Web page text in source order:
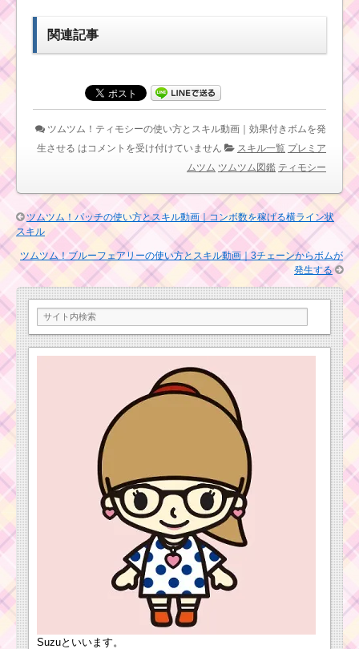
ャラ
クター！ホーン
ハットミッキー
の基礎情報とス
キル画像･高得点
ツムツムキャラクタ
ー！R2D2の基礎情報
とスキル画像･高得点を
だすには？
ツムツム！ピー
方とスキル動画
｜縦ライン状に
ツムを消す
ツムツム！ポット夫人
の使い方とスキル動画
｜マイツムでロングチ
ェーン
ツムツムキャラ
クター！かぼち
ゃチップの基礎
には？
ー姫の使い方と
スキル動画｜ツ
者向け
ツムキャラ！クリス
トファー・ロビンのス
キルを動画で確認！高
ツムツム！マッドハ
ッターの使い方とスキ
ル動画 高得点を出すコ
ツムツム！フィ
リップ王子の使
い方とスキル動
画｜スキル1で20
個前後消せるス
キル
ツムツムキャラクタ
ー！スクランプの基礎
情報とスキル画像･高得
点をだすには？
関連記事
ツムツム！ティモシーの使い方とスキル動画｜効果付きボムを発
生させる は コメントを受け付けていません スキル一覧 プレミア
ムツム ツムツム図鑑 ティモシー
ツムツム！パッチの使い方とスキル動画｜コンボ数を稼げる横ライン状
スキル
ツムツム！ブルーフェアリーの使い方とスキル動画｜3チェーンからボムが
発生する
Suzuといいます。